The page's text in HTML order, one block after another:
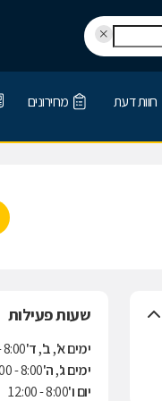
חוות דעת מחירונים
שעות פעילות
ימים א', ב', ד'8:00 - 14:00, 16:00 - 19:00
ימים ג', ה'8:00 - 14:00
יום ו'8:00 - 12:00